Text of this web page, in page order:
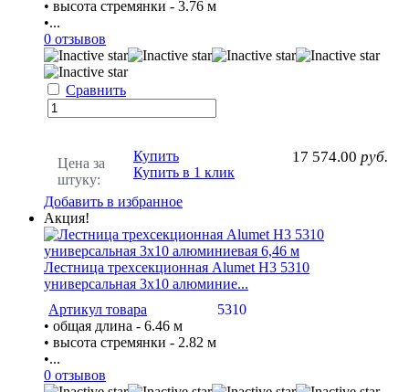
• высота стремянки - 3.76 м
•...
0 отзывов
Сравнить
Цена за
штуку:
17 574.00 руб.
Купить
Купить в 1 клик
Добавить в избранное
Акция!
Лестница трехсекционная Alumet H3 5310
универсальная 3х10 алюминие...
Артикул товара
5310
• общая длина - 6.46 м
• высота стремянки - 2.82 м
•...
0 отзывов